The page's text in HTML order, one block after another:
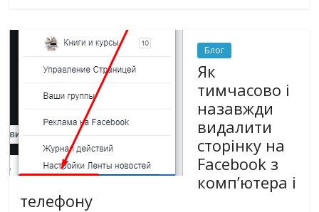
Блог
Як
тимчасово і
назавжди
видалити
сторінку на
Facebook з
комп’ютера і
телефону